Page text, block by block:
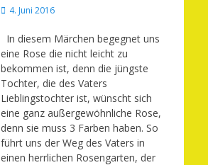
Veröffentlicht
4. Juni 2016
In diesem Märchen begegnet uns
eine Rose die nicht leicht zu
bekommen ist, denn die jüngste
Tochter, die des Vaters
Lieblingstochter ist, wünscht sich
eine ganz außergewöhnliche Rose,
denn sie muss 3 Farben haben. So
führt uns der Weg des Vaters in
einen herrlichen Rosengarten, der